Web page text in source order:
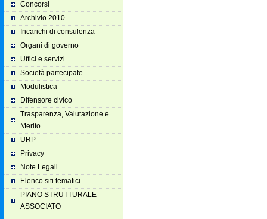
Concorsi
Archivio 2010
Incarichi di consulenza
Organi di governo
Uffici e servizi
Società partecipate
Modulistica
Difensore civico
Trasparenza, Valutazione e
Merito
URP
Privacy
Note Legali
Elenco siti tematici
PIANO STRUTTURALE
ASSOCIATO